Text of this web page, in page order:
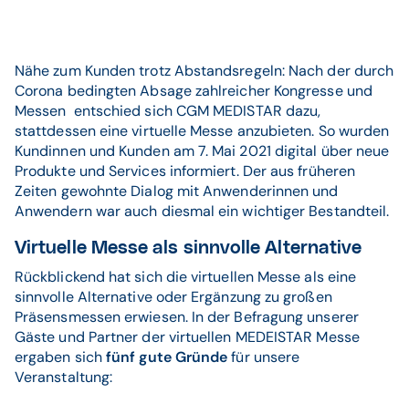
Nähe zum Kunden trotz Abstandsregeln: Nach der durch
Corona bedingten Absage zahlreicher Kongresse und
Messen entschied sich CGM MEDISTAR dazu,
stattdessen eine virtuelle Messe anzubieten. So wurden
Kundinnen und Kunden am 7. Mai 2021 digital über neue
Produkte und Services informiert. Der aus früheren
Zeiten gewohnte Dialog mit Anwenderinnen und
Anwendern war auch diesmal ein wichtiger Bestandteil.
Virtuelle Messe als sinnvolle Alternative
Rückblickend hat sich die virtuellen Messe als eine
sinnvolle Alternative oder Ergänzung zu großen
Präsensmessen erwiesen. In der Befragung unserer
Gäste und Partner der virtuellen MEDEISTAR Messe
ergaben sichfünf gute Gründefür unsere
Veranstaltung: